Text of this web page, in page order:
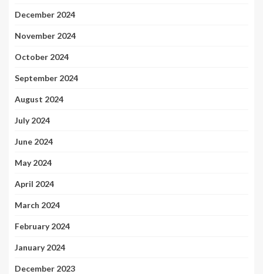
December 2024
November 2024
October 2024
September 2024
August 2024
July 2024
June 2024
May 2024
April 2024
March 2024
February 2024
January 2024
December 2023